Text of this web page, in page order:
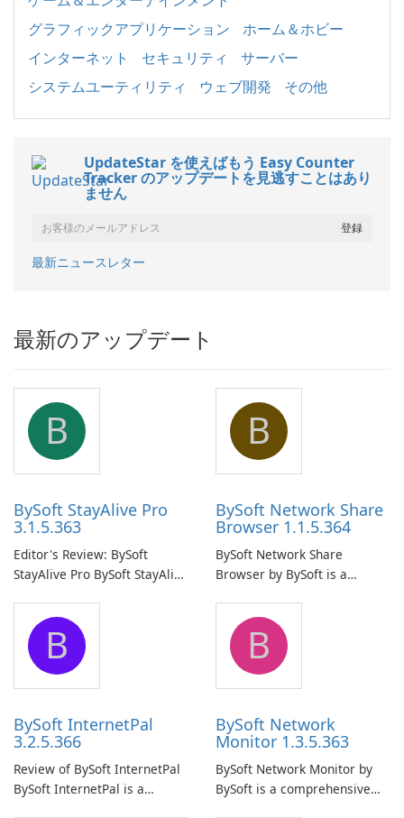
グラフィックアプリケーション
ホーム＆ホビー
インターネット
セキュリティ
サーバー
システムユーティリティ
ウェブ開発 その他
UpdateStar を使えばもう Easy Counter
Tracker のアップデートを見逃すことはあり
ません
最新ニュースレター
最新のアップデート
B
BySoft StayAlive Pro
3.1.5.363
Editor's Review: BySoft
StayAlive Pro BySoft StayAlive
application designed to
ensure the continuous and
uninterrupted operation of
your computer system.
B
BySoft Network Share
Browser 1.1.5.364
BySoft Network Share
Browser by BySoft is a
application that allows users
to easily browse and manage
shared folders on their
network.
B
BySoft InternetPal
3.2.5.366
Review of BySoft InternetPal
BySoft InternetPal is a
B
BySoft Network
Monitor 1.3.5.363
BySoft Network Monitor by
BySoft is a comprehensive